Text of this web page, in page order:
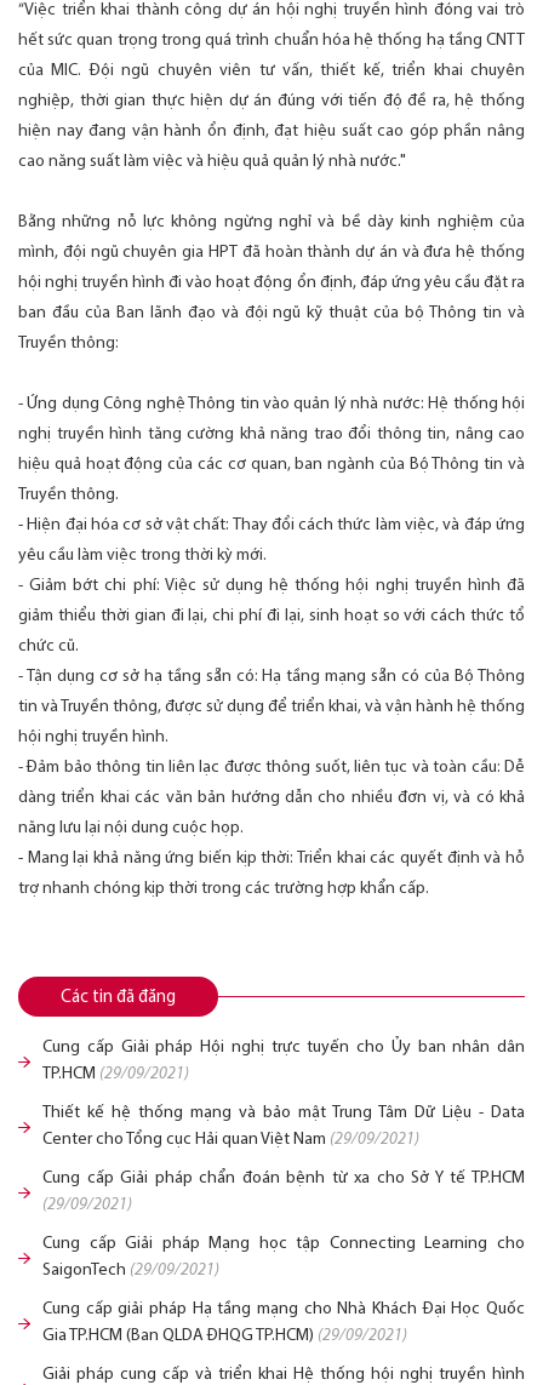
“Việc triển khai thành công dự án hội nghị truyền hình đóng vai trò
hết sức quan trọng trong quá trình chuẩn hóa hệ thống hạ tầng CNTT
của MIC. Đội ngũ chuyên viên tư vấn, thiết kế, triển khai chuyên
nghiệp, thời gian thực hiện dự án đúng với tiến độ đề ra, hệ thống
hiện nay đang vận hành ổn định, đạt hiệu suất cao góp phần nâng
cao năng suất làm việc và hiệu quả quản lý nhà nước."
Bằng những nỗ lực không ngừng nghỉ và bề dày kinh nghiệm của
mình, đội ngũ chuyên gia HPT đã hoàn thành dự án và đưa hệ thống
hội nghị truyền hình đi vào hoạt động ổn định, đáp ứng yêu cầu đặt ra
ban đầu của Ban lãnh đạo và đội ngũ kỹ thuật của bộ Thông tin và
Truyền thông:
- Ứng dụng Công nghệ Thông tin vào quản lý nhà nước: Hệ thống hội
nghị truyền hình tăng cường khả năng trao đổi thông tin, nâng cao
hiệu quả hoạt động của các cơ quan, ban ngành của Bộ Thông tin và
Truyền thông.
- Hiện đại hóa cơ sở vật chất: Thay đổi cách thức làm việc, và đáp ứng
yêu cầu làm việc trong thời kỳ mới.
- Giảm bớt chi phí: Việc sử dụng hệ thống hội nghị truyền hình đã
giảm thiểu thời gian đi lại, chi phí đi lại, sinh hoạt so với cách thức tổ
chức cũ.
- Tận dụng cơ sở hạ tầng sẵn có: Hạ tầng mạng sẵn có của Bộ Thông
tin và Truyền thông, được sử dụng để triển khai, và vận hành hệ thống
hội nghị truyền hình.
- Đảm bảo thông tin liên lạc được thông suốt, liên tục và toàn cầu: Dễ
dàng triển khai các văn bản hướng dẫn cho nhiều đơn vị, và có khả
năng lưu lại nội dung cuộc họp.
- Mang lại khả năng ứng biến kịp thời: Triển khai các quyết định và hỗ
trợ nhanh chóng kịp thời trong các trường hợp khẩn cấp.
Các tin đã đăng
Cung cấp Giải pháp Hội nghị trực tuyến cho Ủy ban nhân dân
TP.HCM (29/09/2021)
Thiết kế hệ thống mạng và bảo mật Trung Tâm Dữ Liệu - Data
Center cho Tổng cục Hải quan Việt Nam (29/09/2021)
Cung cấp Giải pháp chẩn đoán bệnh từ xa cho Sở Y tế TP.HCM
(29/09/2021)
Cung cấp Giải pháp Mạng học tập Connecting Learning cho
SaigonTech (29/09/2021)
Cung cấp giải pháp Hạ tầng mạng cho Nhà Khách Đại Học Quốc
Gia TP.HCM (Ban QLDA ĐHQG TP.HCM) (29/09/2021)
Giải pháp cung cấp và triển khai Hệ thống hội nghị truyền hình